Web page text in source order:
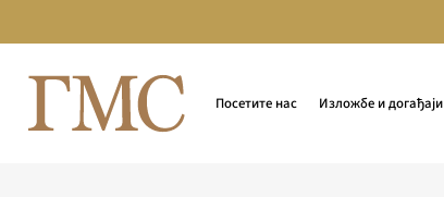
Посетите нас Изложбе и догађаји